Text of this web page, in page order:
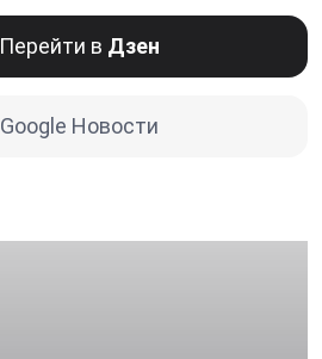
Перейти в Дзен
Google Новости